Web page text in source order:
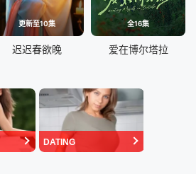
更新至10集
迟迟春欲晚
全16集
爱在博尔塔拉
DATING